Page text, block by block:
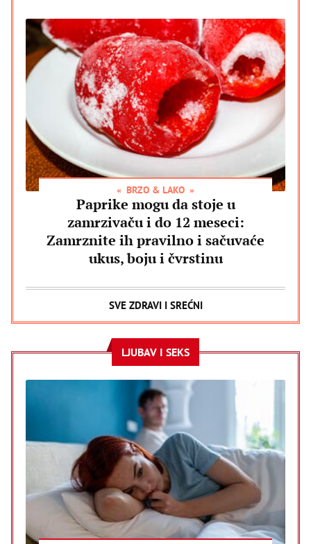
BRZO & LAKO
Paprike mogu da stoje u
zamrzivaču i do 12 meseci:
Zamrznite ih pravilno i sačuvaće
ukus, boju i čvrstinu
SVE ZDRAVI I SREĆNI
LJUBAV I SEKS